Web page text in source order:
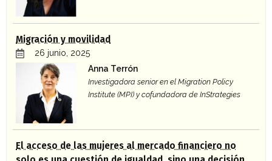
Migración y movilidad
26 junio, 2025
Anna Terrón
Investigadora senior en el Migration Policy
Institute (MPI) y cofundadora de InStrategies
El acceso de las mujeres al mercado financiero no